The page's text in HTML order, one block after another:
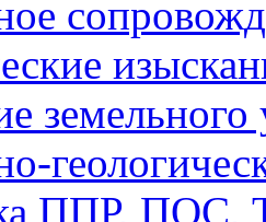
земельного
ППР, ПОС,